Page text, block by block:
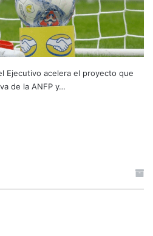
Ejecutivo acelera el proyecto que
de la ANFP y…